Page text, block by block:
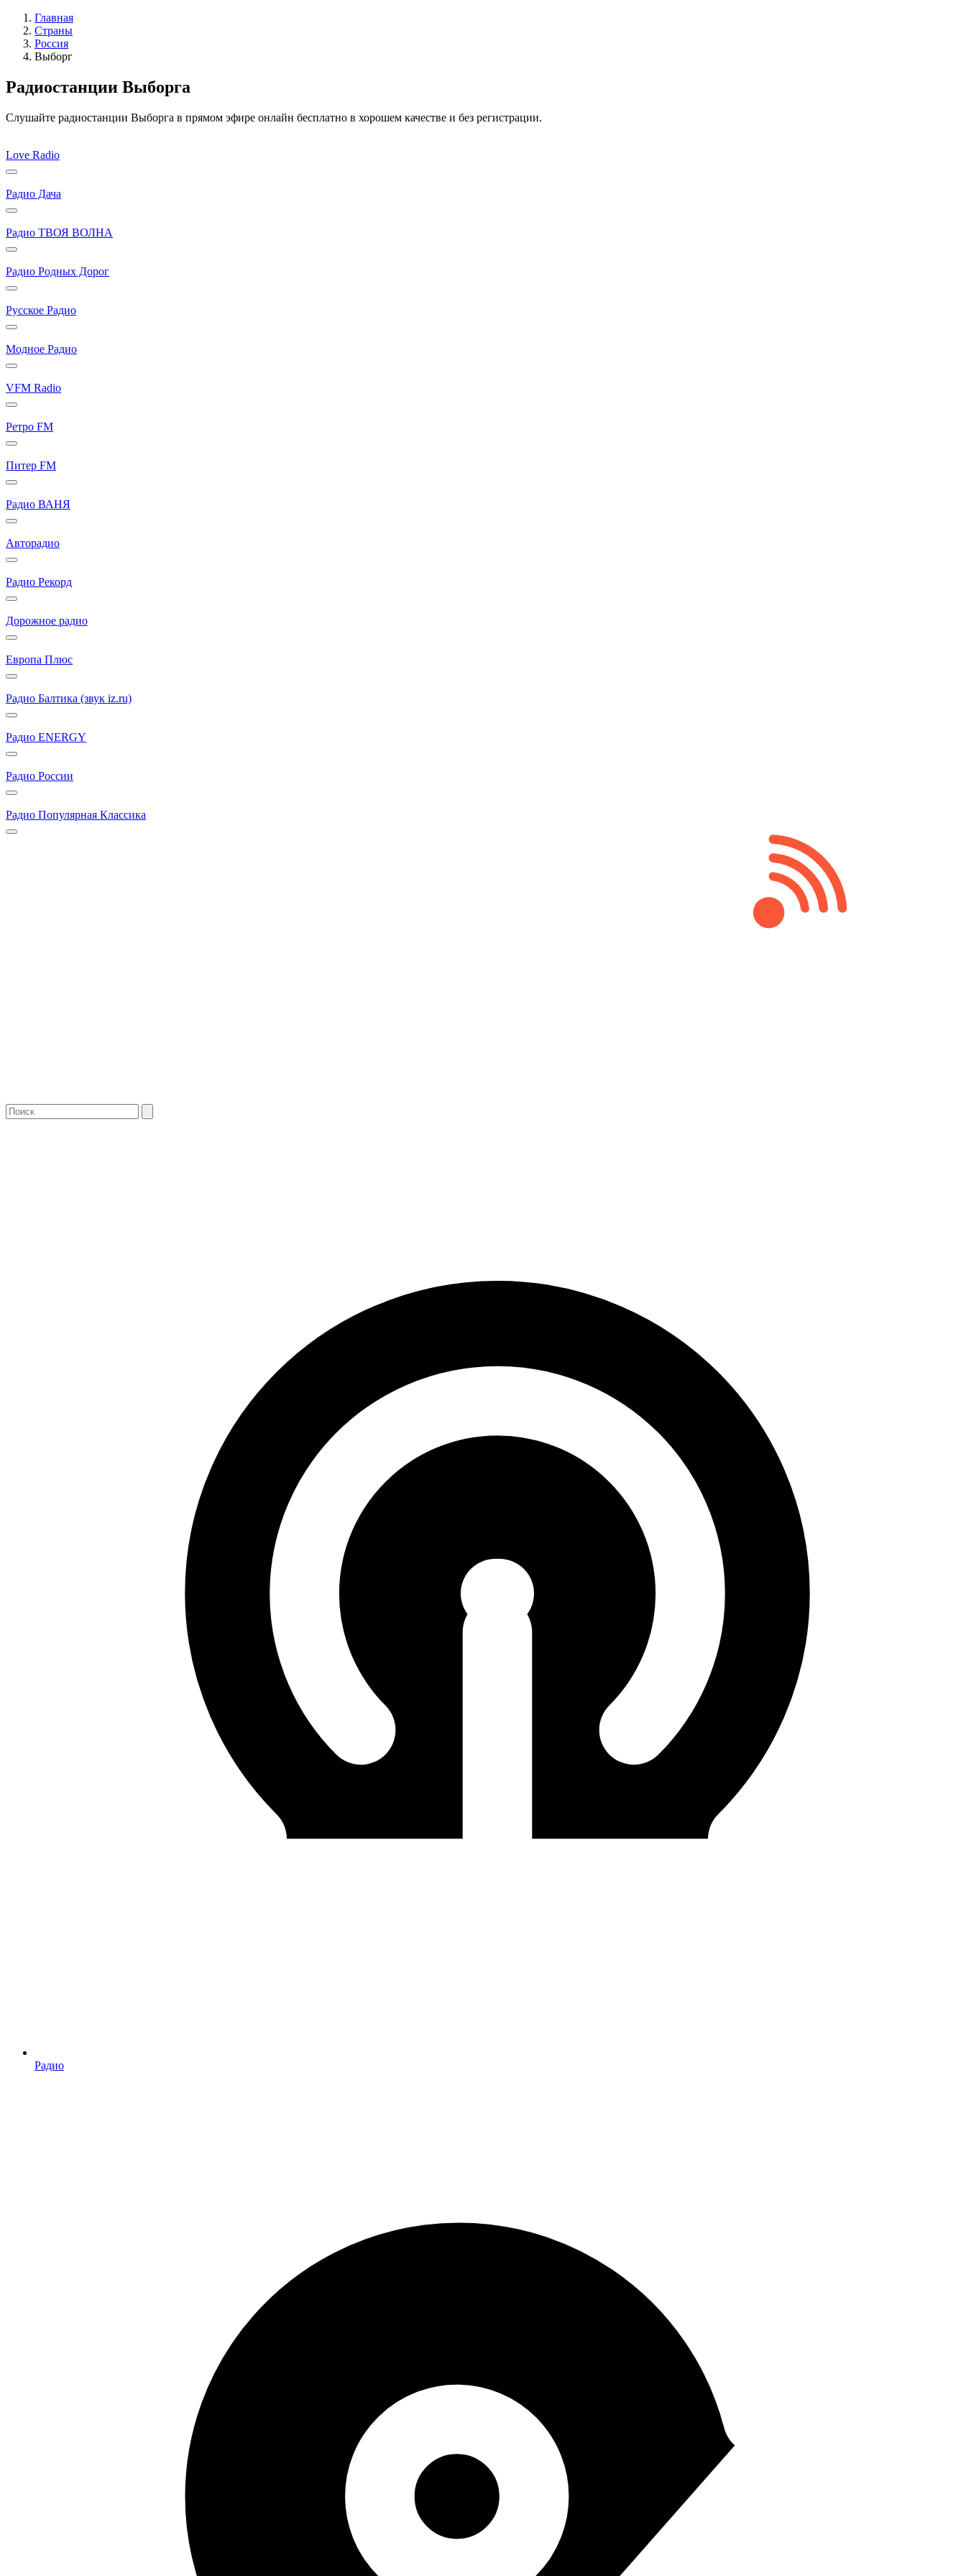
Главная
Страны
Россия
Выборг
Радиостанции Выборга
Слушайте радиостанции Выборга в прямом эфире онлайн бесплатно в хорошем качестве и без регистрации.
Love Radio
Радио Дача
Радио ТВОЯ ВОЛНА
Радио Родных Дорог
Русское Радио
Модное Радио
VFM Radio
Ретро FM
Питер FM
Радио ВАНЯ
Авторадио
Радио Рекорд
Дорожное радио
Европа Плюс
Радио Балтика (звук iz.ru)
Радио ENERGY
Радио России
Радио Популярная Классика
Радио